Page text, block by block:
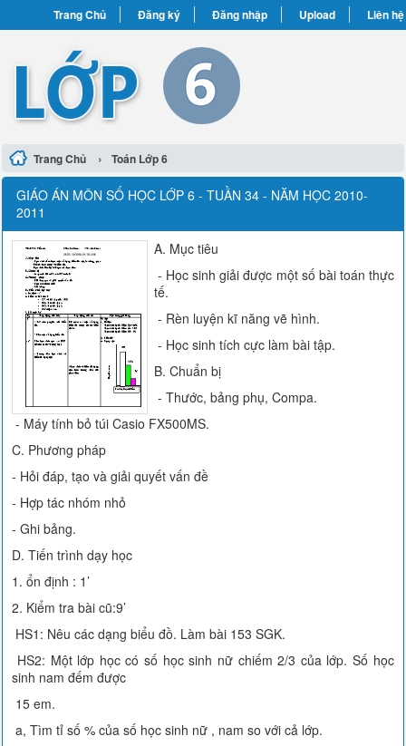
Trang Chủ Đăng ký Đăng nhập Upload Liên hệ
Trang Chủ › Toán Lớp 6
GIÁO ÁN MÔN SỐ HỌC LỚP 6 - TUẦN 34 - NĂM HỌC 2010-
2011
A. Mục tiêu
- Học sinh giải được một số bài toán thực
tế.
- Rèn luyện kĩ năng vẽ hình.
- Học sinh tích cực làm bài tập.
B. Chuẩn bị
- Thước, bảng phụ, Compa.
- Máy tính bỏ túi Casio FX500MS.
C. Phương pháp
- Hỏi đáp, tạo và giải quyết vấn đề
- Hợp tác nhóm nhỏ
- Ghi bảng.
D. Tiến trình dạy học
1. ổn định : 1’
2. Kiểm tra bài cũ:9’
HS1: Nêu các dạng biểu đồ. Làm bài 153 SGK.
HS2: Một lớp học có số học sinh nữ chiếm 2/3 của lớp. Số học
sinh nam đếm được
15 em.
a, Tìm tỉ số % của số học sinh nữ , nam so với cả lớp.